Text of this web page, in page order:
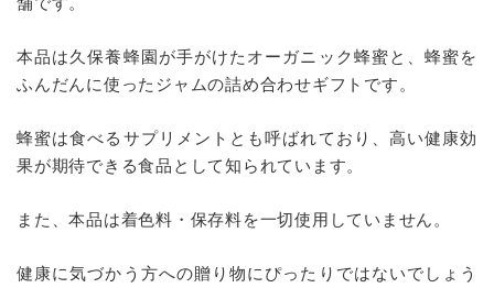
本品は久保養蜂園が手がけたオーガニック蜂蜜と、蜂蜜を
ふんだんに使ったジャムの詰め合わせギフトです。
蜂蜜は食べるサプリメントとも呼ばれており、高い健康効
果が期待できる食品として知られています。
また、本品は着色料・保存料を一切使用していません。
健康に気づかう方への贈り物にぴったりではないでしょう